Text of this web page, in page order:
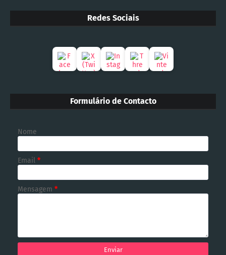
Redes Sociais
Formulário de Contacto
Nome
Email *
Mensagem *